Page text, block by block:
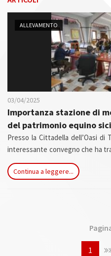
n
ALLEVAMENTO
03/04/2025
Importanza stazione di
del patrimonio equino
Presso la Cittadella dell’Oasi
interessante convegno che ha
rilevanza, quale è quello delle
generale di alcune
Continua a leggere...
1